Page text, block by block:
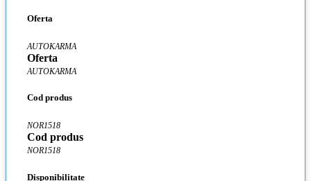
Oferta
AUTOKARMA
Oferta
AUTOKARMA
Cod produs
NOR1518
Cod produs
NOR1518
Disponibilitate